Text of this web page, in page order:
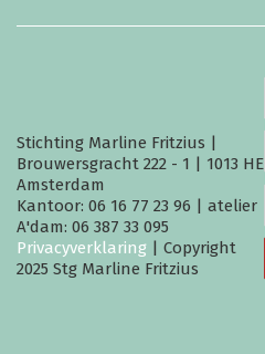
Stichting Marline Fritzius |
Brouwersgracht 222 - 1 | 1013 HE
Amsterdam
Kantoor: 06 16 77 23 96 | atelier
A'dam: 06 387 33 095
Privacyverklaring | Copyright
2025 Stg Marline Fritzius